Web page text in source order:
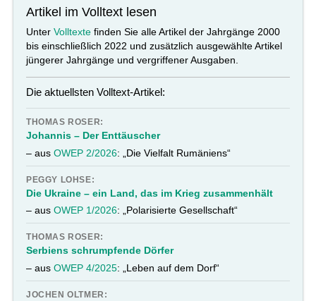
Artikel im Volltext lesen
UnterVolltexte finden Sie alle Artikel der Jahrgänge 2000
bis einschließlich 2022 und zusätzlich ausgewählte Artikel
jüngerer Jahrgänge und vergriffener Ausgaben.
Die aktuellsten Volltext-Artikel:
THOMAS ROSER:
Johannis – Der Enttäuscher
– ausOWEP 2/2026: „Die Vielfalt Rumäniens“
PEGGY LOHSE:
Die Ukraine – ein Land, das im Krieg zusammenhält
– ausOWEP 1/2026: „Polarisierte Gesellschaft“
THOMAS ROSER:
Serbiens schrumpfende Dörfer
– ausOWEP 4/2025: „Leben auf dem Dorf“
JOCHEN OLTMER: